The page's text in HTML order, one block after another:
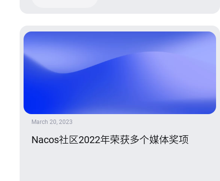
March 20, 2023
Nacos社区2022年荣获多个媒体奖项